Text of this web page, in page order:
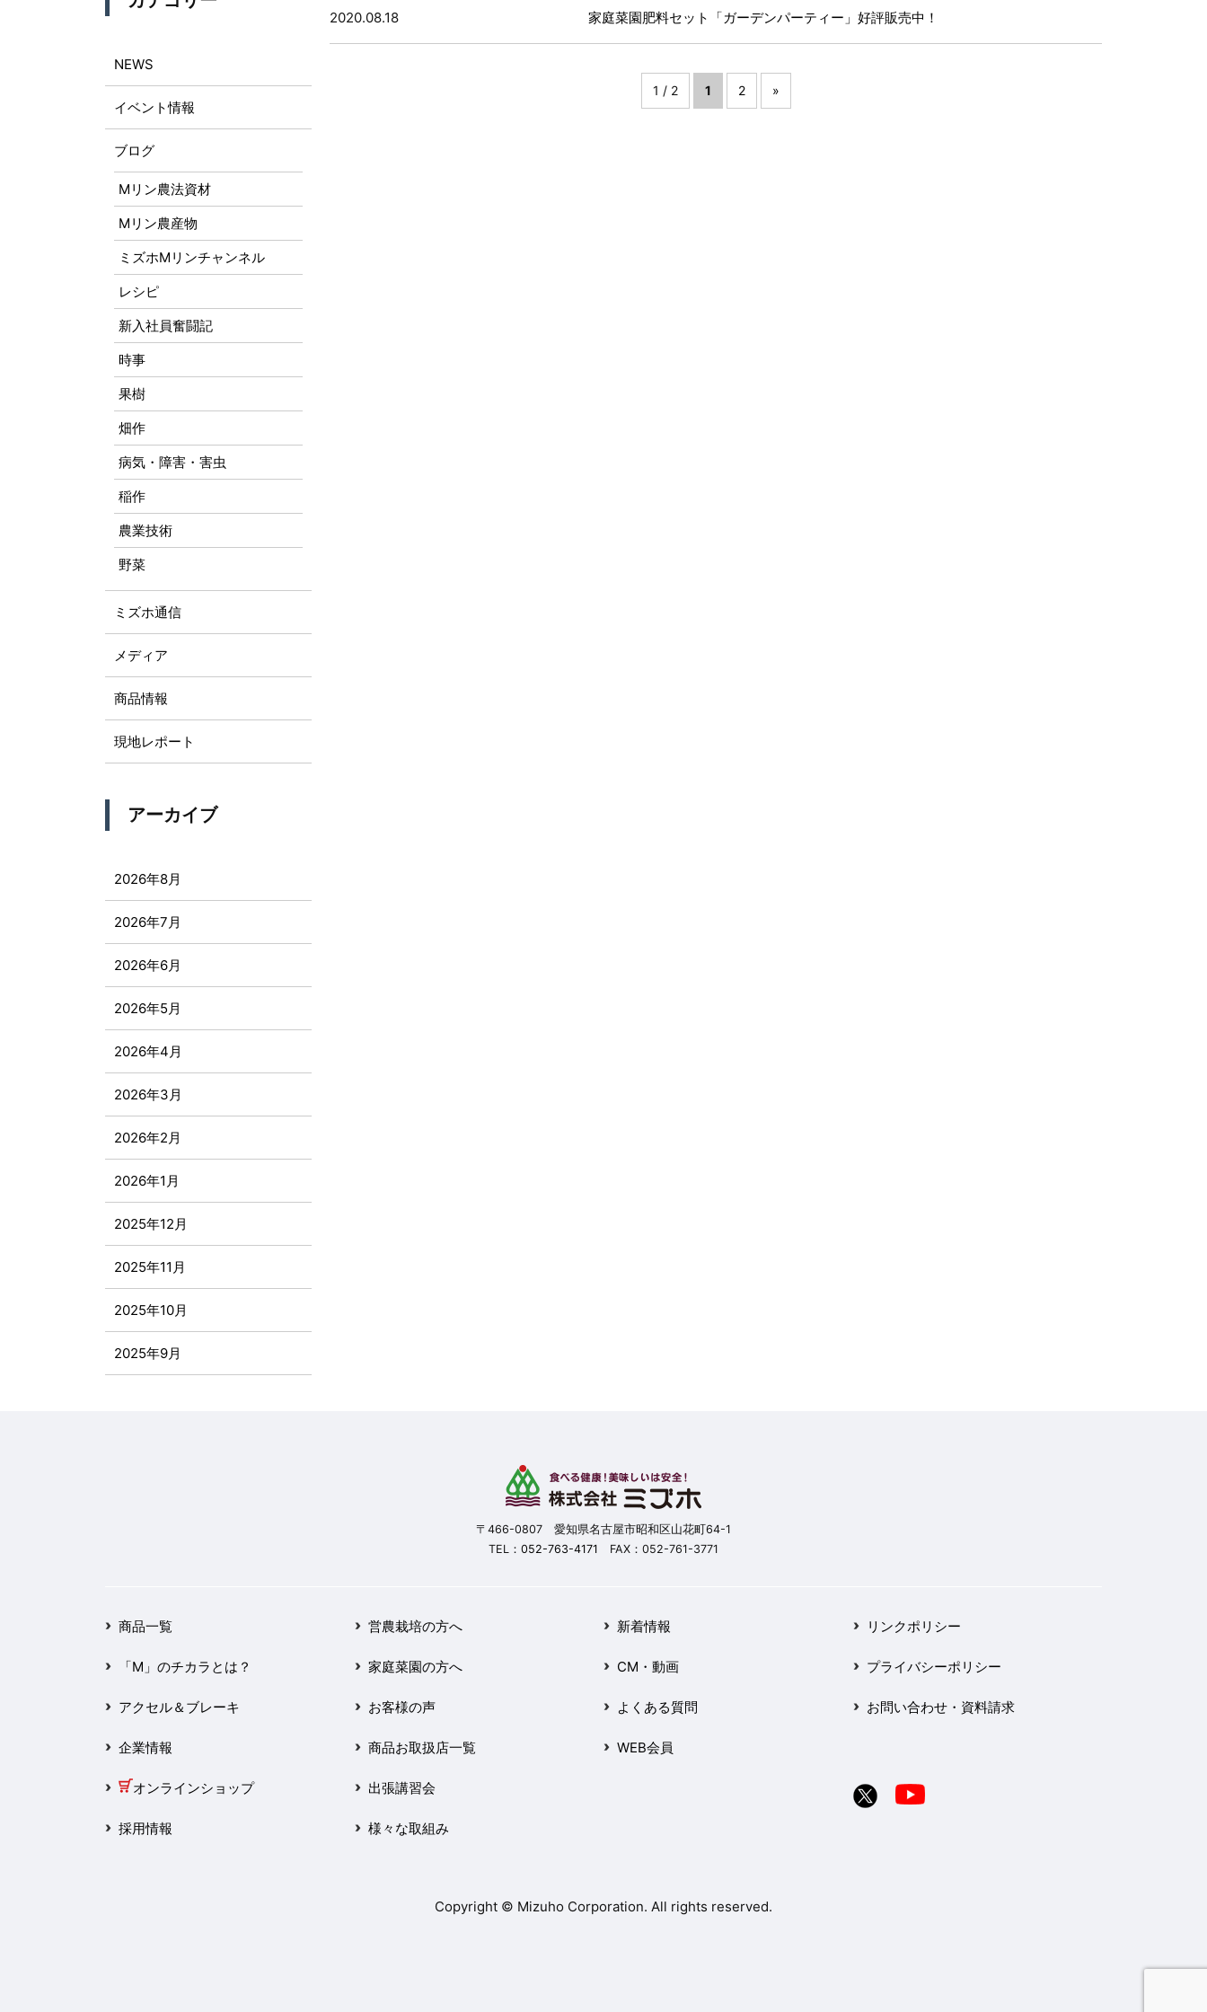
2020.08.18 家庭菜園肥料セット「ガーデンパーティー」好評販売中！
1 / 2 1 2 »
NEWS
イベント情報
ブログ
Mリン農法資材
Mリン農産物
ミズホMリンチャンネル
レシピ
新入社員奮闘記
時事
果樹
畑作
病気・障害・害虫
稲作
農業技術
野菜
ミズホ通信
メディア
商品情報
現地レポート
アーカイブ
2026年8月
2026年7月
2026年6月
2026年5月
2026年4月
2026年3月
2026年2月
2026年1月
2025年12月
2025年11月
2025年10月
2025年9月
2025年1月
2024年12月
2024年11月
2024年10月
〒466-0807 愛知県名古屋市昭和区山花町64-1
TEL： 052-763-4171 FAX：052-761-3771
商品一覧
「M」のチカラとは？
アクセル＆ブレーキ
企業情報
オンラインショップ
採用情報
営農栽培の方へ
家庭菜園の方へ
お客様の声
商品お取扱店一覧
出張講習会
様々な取組み
新着情報
CM・動画
よくある質問
WEB会員
リンクポリシー
プライバシーポリシー
お問い合わせ・資料請求
Copyright © Mizuho Corporation. All rights reserved.